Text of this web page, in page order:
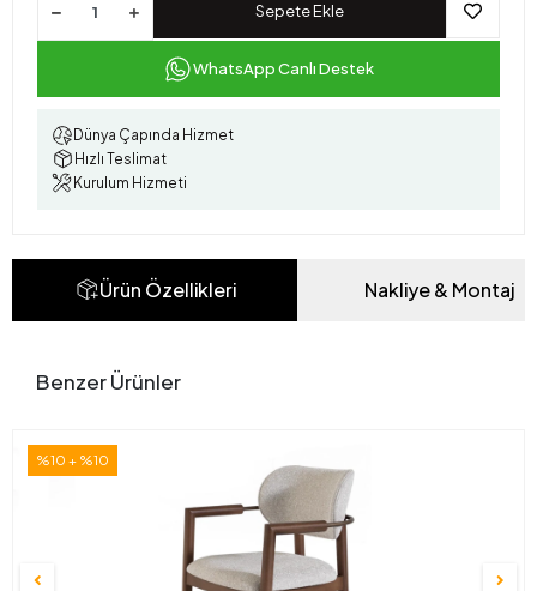
Sepete Ekle
WhatsApp Canlı Destek
Dünya Çapında Hizmet
Hızlı Teslimat
Kurulum Hizmeti
Ürün Özellikleri Nakliye & Montaj
Benzer Ürünler
%10 + %10